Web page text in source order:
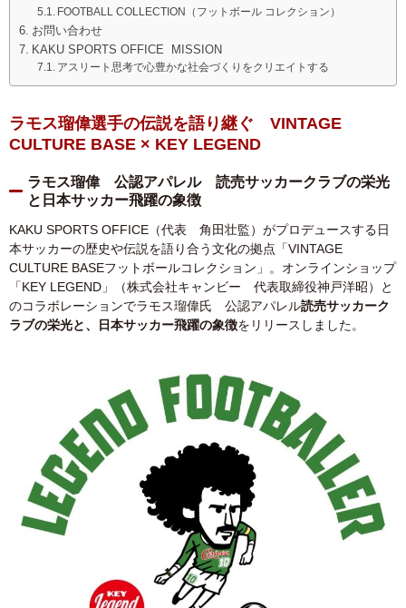
FOOTBALL COLLECTION（フットボール コレクション）
お問い合わせ
KAKU SPORTS OFFICE MISSION
アスリート思考で心豊かな社会づくりをクリエイトする
ラモス瑠偉選手の伝説を語り継ぐ VINTAGE
CULTURE BASE × KEY LEGEND
ラモス瑠偉 公認アパレル 読売サッカークラブの栄光
と日本サッカー飛躍の象徴
KAKU SPORTS OFFICE（代表 角田壮監）がプロデュースする日
本サッカーの歴史や伝説を語り合う文化の拠点「VINTAGE
CULTURE BASEフットボールコレクション」。オンラインショップ
「KEY LEGEND」（株式会社キャンビー 代表取締役神戸洋昭）と
のコラボレーションでラモス瑠偉氏 公認アパレル読売サッカーク
ラブの栄光と、日本サッカー飛躍の象徴をリリースしました。